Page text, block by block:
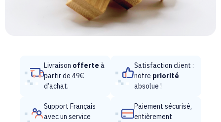
Livraison offerte à
partir de 49€
d’achat.
Satisfaction client :
notre priorité
absolue !
Support Français
avec un service
Paiement sécurisé,
entièrement